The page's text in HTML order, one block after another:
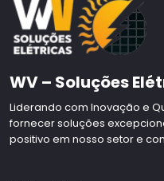
WV – Soluções
Liderando com Inovação e
fornecer soluções
positivo em nosso setor e